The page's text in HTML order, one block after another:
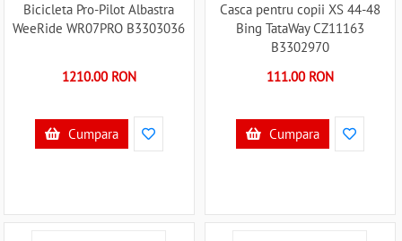
Bicicleta Pro-Pilot Albastra
WeeRide WR07PRO B3303036
1210.00 RON
Cumpara
Casca pentru copii XS 44-48
Bing TataWay CZ11163
B3302970
111.00 RON
Cumpara